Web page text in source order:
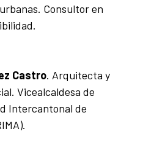
Consultor en
Castro. Arquitecta y
Vicealcaldesa de
Intercantonal de